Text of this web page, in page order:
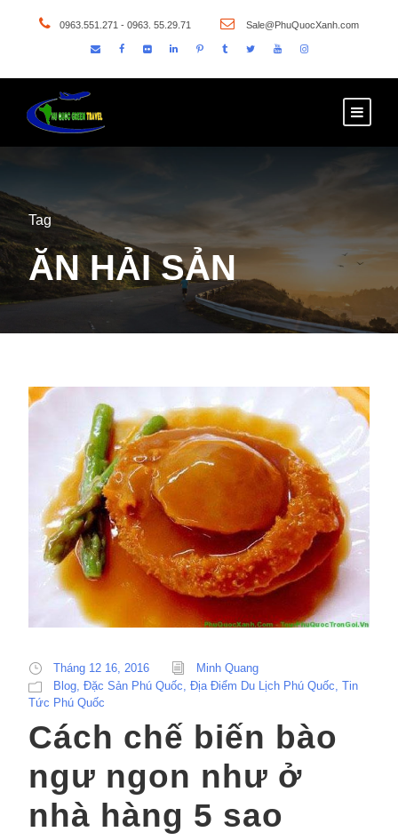
0963.551.271 - 0963. 55.29.71 Sale@PhuQuocXanh.com
Tag
ĂN HẢI SẢN
Tháng 12 16, 2016
Minh Quang
Blog Đặc Sản Phú Quốc Địa Điểm Du Lịch Phú Quốc Tin
Tức Phú Quốc
Cách chế biến bào
ngư ngon như ở
nhà hàng 5 sao